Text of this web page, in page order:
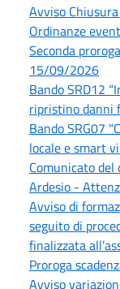
Avviso
Ordinanze
Seconda
15/09/2026
Bando SRD12
ripristino danni
Bando SRG07
locale e smart
Comunicato
Ardesio -
Avviso di
seguito di
finalizzata
Proroga
Avviso